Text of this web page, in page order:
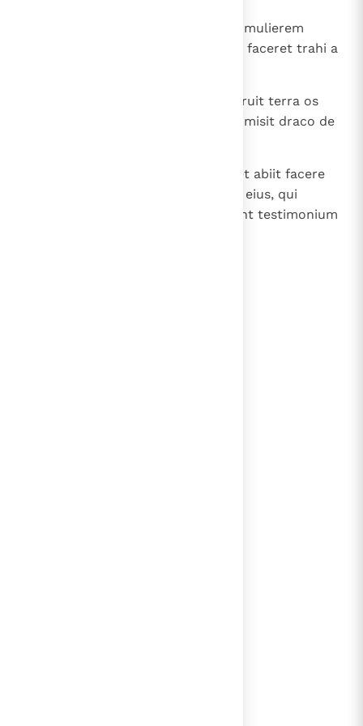
Et misit serpens ex ore suo post mulierem
aquam tamquam flumen, ut eam faceret trahi a
Et adiuvit terra mulierem, et aperuit terra os
suum et absorbuit flumen, quod misit draco de
Et iratus est draco in mulierem et abiit facere
proelium cum reliquis de semine eius, qui
custodiunt mandata Dei et habent testimonium